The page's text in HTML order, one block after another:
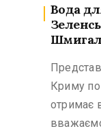
Вода
Криму
отримає